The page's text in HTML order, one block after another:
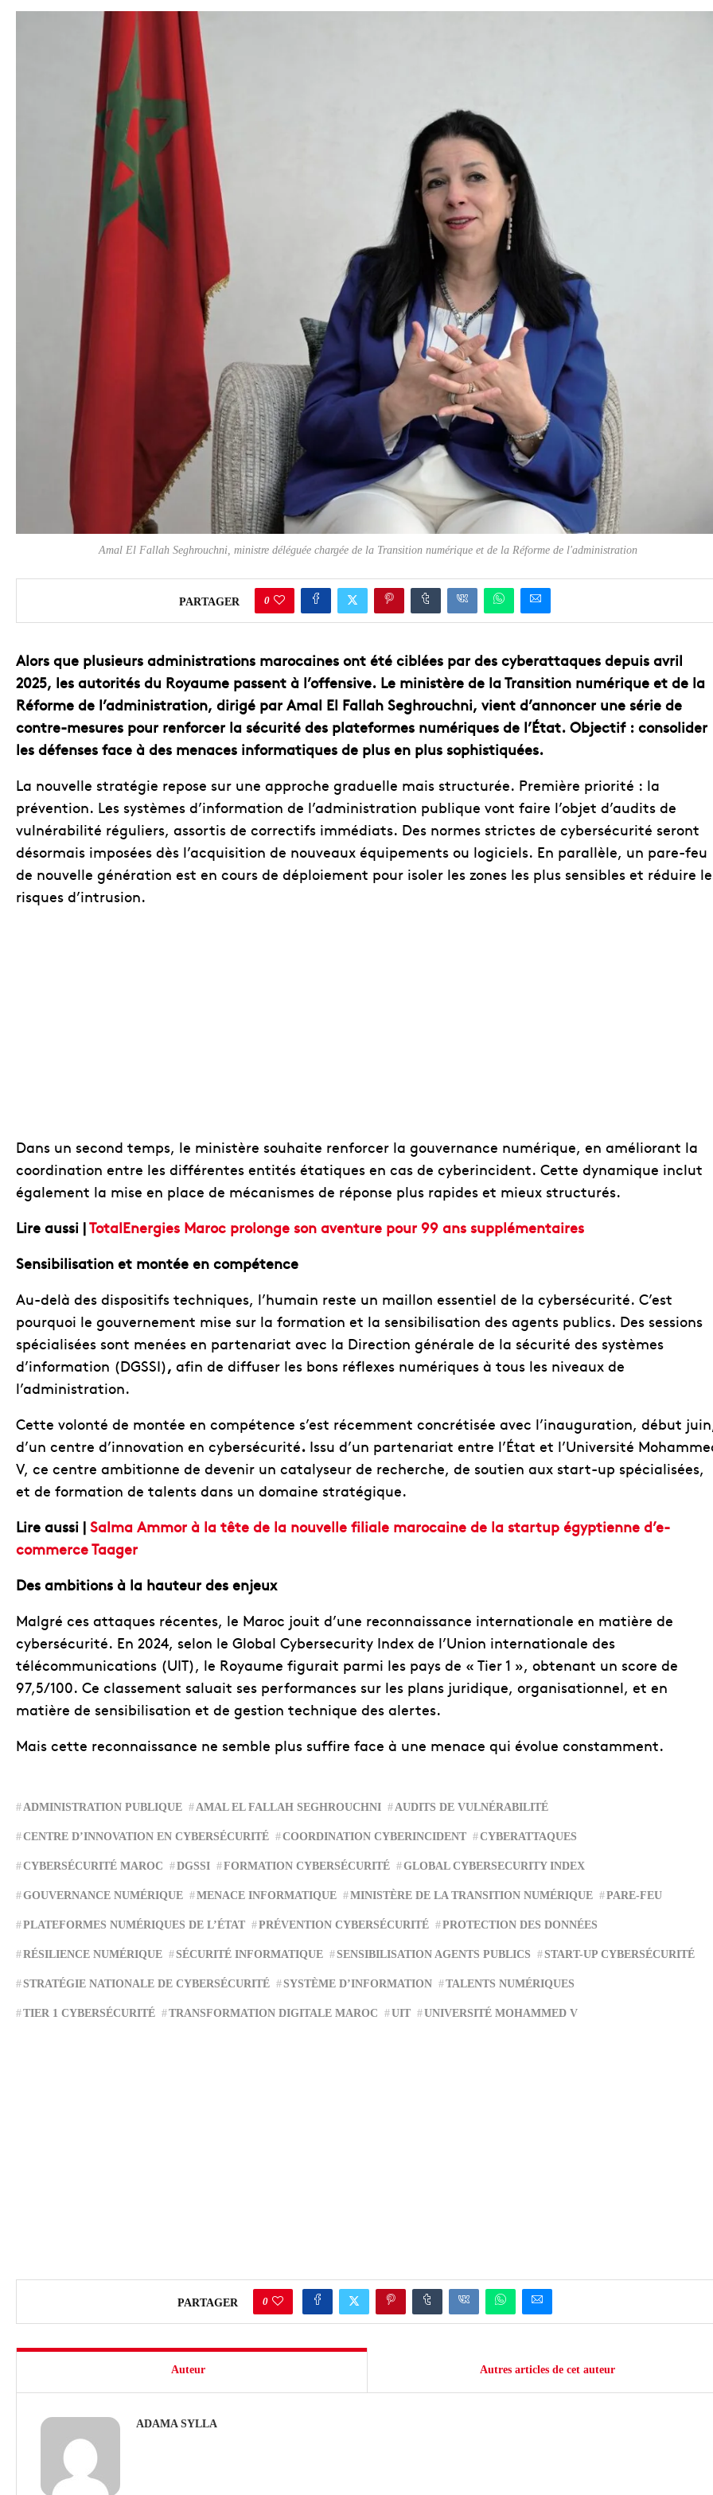
COMMERCE
Amal El Fallah Seghrouchni, ministre déléguée chargée de la Transition numérique et de la Réforme de l'administration
PARTAGER 0
Alors que plusieurs administrations marocaines ont été ciblées par des cyberattaques depuis avril
2025, les autorités du Royaume passent à l’offensive. Le ministère de la Transition numérique et de la
Réforme de l’administration, dirigé par Amal El Fallah Seghrouchni, vient d’annoncer une série de
contre-mesures pour renforcer la sécurité des plateformes numériques de l’État. Objectif : consolider
les défenses face à des menaces informatiques de plus en plus sophistiquées.
La nouvelle stratégie repose sur une approche graduelle mais structurée. Première priorité : la
prévention. Les systèmes d’information de l’administration publique vont faire l’objet d’audits de
vulnérabilité réguliers, assortis de correctifs immédiats. Des normes strictes de cybersécurité seront
désormais imposées dès l’acquisition de nouveaux équipements ou logiciels. En parallèle, un pare-feu
de nouvelle génération est en cours de déploiement pour isoler les zones les plus sensibles et réduire
risques d’intrusion.
Dans un second temps, le ministère souhaite renforcer la gouvernance numérique, en améliorant la
coordination entre les différentes entités étatiques en cas de cyberincident. Cette dynamique inclut
également la mise en place de mécanismes de réponse plus rapides et mieux structurés.
Lire aussi |TotalEnergies Maroc prolonge son aventure pour 99 ans supplémentaires
Sensibilisation et montée en compétence
Au-delà des dispositifs techniques, l’humain reste un maillon essentiel de la cybersécurité. C’est
pourquoi le gouvernement mise sur la formation et la sensibilisation des agents publics. Des sessions
spécialisées sont menées en partenariat avec la Direction générale de la sécurité des systèmes
d’information (DGSSI), afin de diffuser les bons réflexes numériques à tous les niveaux de
l’administration.
Cette volonté de montée en compétence s’est récemment concrétisée avec l’inauguration, début
d’un centre d’innovation en cybersécurité. Issu d’un partenariat entre l’État et l’Université
V, ce centre ambitionne de devenir un catalyseur de recherche, de soutien aux start-up spécialisées,
et de formation de talents dans un domaine stratégique.
Lire aussi | Salma Ammor à la tête de la nouvelle filiale marocaine de la startup égyptienne d’e-
commerce Taager
Des ambitions à la hauteur des enjeux
Malgré ces attaques récentes, le Maroc jouit d’une reconnaissance internationale en matière de
cybersécurité. En 2024, selon le Global Cybersecurity Index de l’Union internationale des
télécommunications (UIT), le Royaume figurait parmi les pays de « Tier 1 », obtenant un score de
97,5/100. Ce classement saluait ses performances sur les plans juridique, organisationnel, et en
matière de sensibilisation et de gestion technique des alertes.
Mais cette reconnaissance ne semble plus suffire face à une menace qui évolue constamment.
ADMINISTRATION PUBLIQUE AMAL EL FALLAH SEGHROUCHNI AUDITS DE VULNÉRABILITÉ
CENTRE D’INNOVATION EN CYBERSÉCURITÉ COORDINATION CYBERINCIDENT CYBERATTAQUES
CYBERSÉCURITÉ MAROC DGSSI FORMATION CYBERSÉCURITÉ GLOBAL CYBERSECURITY INDEX
GOUVERNANCE NUMÉRIQUE MENACE INFORMATIQUE MINISTÈRE DE LA TRANSITION NUMÉRIQUE PARE-FEU
PLATEFORMES NUMÉRIQUES DE L’ÉTAT PRÉVENTION CYBERSÉCURITÉ PROTECTION DES DONNÉES
RÉSILIENCE NUMÉRIQUE SÉCURITÉ INFORMATIQUE SENSIBILISATION AGENTS PUBLICS START-UP CYBERSÉCURITÉ
STRATÉGIE NATIONALE DE CYBERSÉCURITÉ SYSTÈME D’INFORMATION TALENTS NUMÉRIQUES
TIER 1 CYBERSÉCURITÉ TRANSFORMATION DIGITALE MAROC UIT UNIVERSITÉ MOHAMMED V
PARTAGER 0
Auteur Autres articles de cet auteur
ADAMA SYLLA